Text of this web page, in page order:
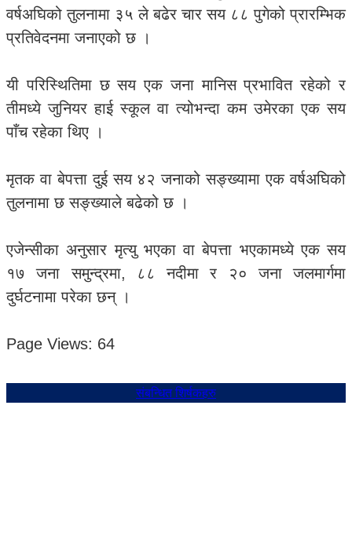
वर्षअघिको तुलनामा ३५ ले बढेर चार सय ८८ पुगेको प्रारम्भिक
प्रतिवेदनमा जनाएको छ ।
यी परिस्थितिमा छ सय एक जना मानिस प्रभावित रहेको र
तीमध्ये जुनियर हाई स्कूल वा त्योभन्दा कम उमेरका एक सय
पाँच रहेका थिए ।
मृतक वा बेपत्ता दुई सय ४२ जनाको सङ्ख्यामा एक वर्षअघिको
तुलनामा छ सङ्ख्याले बढेको छ ।
एजेन्सीका अनुसार मृत्यु भएका वा बेपत्ता भएकामध्ये एक सय
१७ जना समुन्द्रमा, ८८ नदीमा र २० जना जलमार्गमा
दुर्घटनामा परेका छन् ।
Page Views: 64
संबन्धित शिर्षकहरु